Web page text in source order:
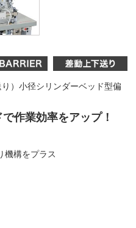
）小径シリンダーベッド型偏
作業効率をアップ！
機構をプラス